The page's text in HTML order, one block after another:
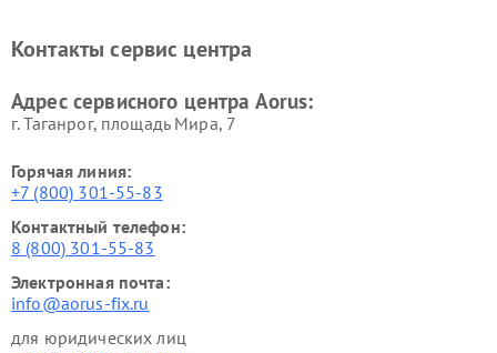
Контакты сервис центра
Адрес сервисного центра Aorus:
г. Таганрог, площадь Мира, 7
Горячая линия:
+7 (800) 301-55-83
Контактный телефон:
8 (800) 301-55-83
Электронная почта:
info@aorus-fix.ru
для юридических лиц